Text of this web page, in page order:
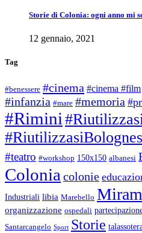
Storie di Colonia: ogni anno mi
12 gennaio, 2021
Tag
#benessere #cinema #cinema #film
#infanzia #mare #memoria
#Rimini #Riutilizzasi
#teatro #workshop 150x150 albanesi
Colonia colonie
Industriali libia Marebello
organizzazione ospedali
Santarcangelo Sport Storie